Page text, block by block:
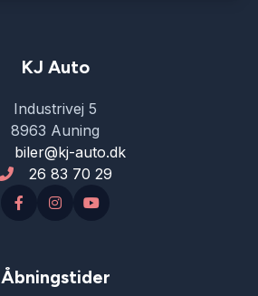
KJ Auto
Industrivej 5
8963 Auning
biler@kj-auto.dk
26 83 70 29
Åbningstider